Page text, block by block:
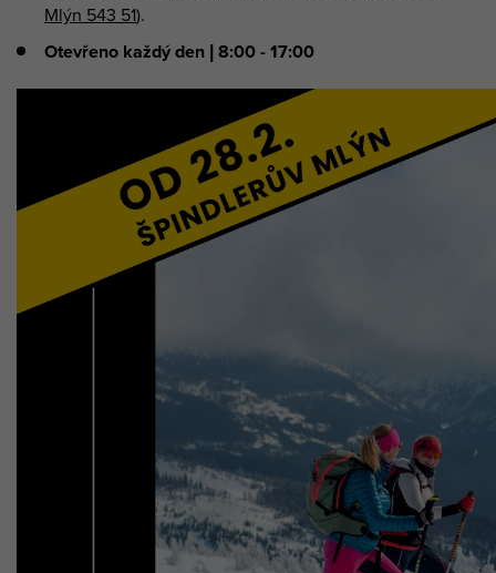
Mlýn 543 51).
Otevřeno každý den | 8:00 - 17:00